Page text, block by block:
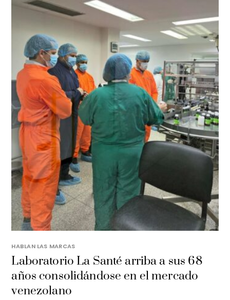
HABLAN LAS MARCAS
Laboratorio La Santé arriba a sus 68
años consolidándose en el mercado
venezolano